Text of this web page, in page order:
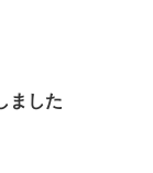
ました